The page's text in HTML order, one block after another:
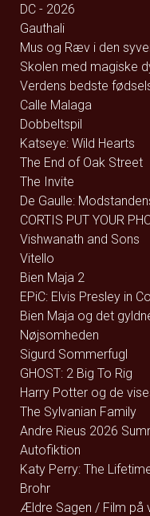
DC - 2026
Gauthali
Mus og Ræv i den
Skolen med magiske
Verdens bedste
Calle Malaga
Dobbeltspil
Katseye: Wild Hearts
The End of Oak Street
The Invite
De Gaulle:
CORTIS PUT YOUR
Vishwanath and Sons
Vitello
Bien Maja 2
EPiC: Elvis Presley in
Bien Maja og det
Nøjsomheden
Sigurd Sommerfugl
GHOST: 2 Big To Rig
Harry Potter og de
The Sylvanian Family
Andre Rieus 2026
Autofiktion
Katy Perry: The
Brohr
Ældre Sagen / Film på